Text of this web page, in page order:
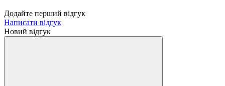
Додайте перший відгук
Написати відгук
Новий відгук